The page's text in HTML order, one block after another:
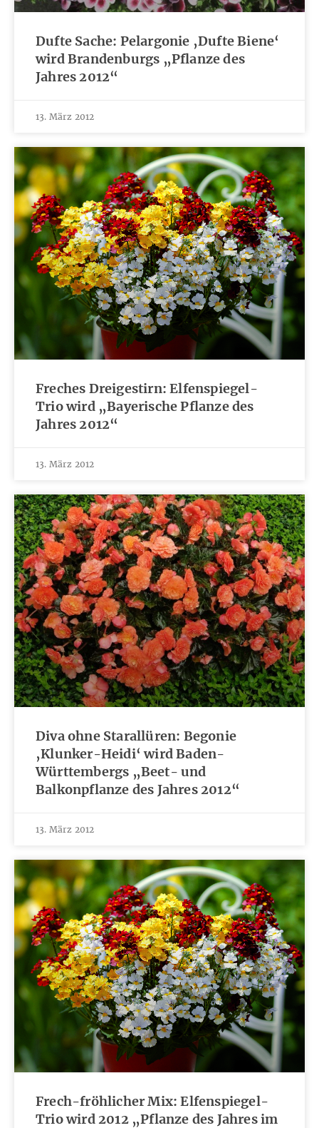
Dufte Sache: Pelargonie ‚Dufte Biene‘
wird Brandenburgs „Pflanze des
Jahres 2012“
13. März 2012
Freches Dreigestirn: Elfenspiegel-
Trio wird „Bayerische Pflanze des
Jahres 2012“
13. März 2012
Diva ohne Starallüren: Begonie
‚Klunker-Heidi‘ wird Baden-
Württembergs „Beet- und
Balkonpflanze des Jahres 2012“
13. März 2012
Frech-fröhlicher Mix: Elfenspiegel-
Trio wird 2012 „Pflanze des Jahres im